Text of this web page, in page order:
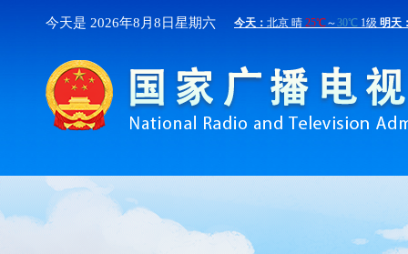
今天是 2026年8月 8日星期六